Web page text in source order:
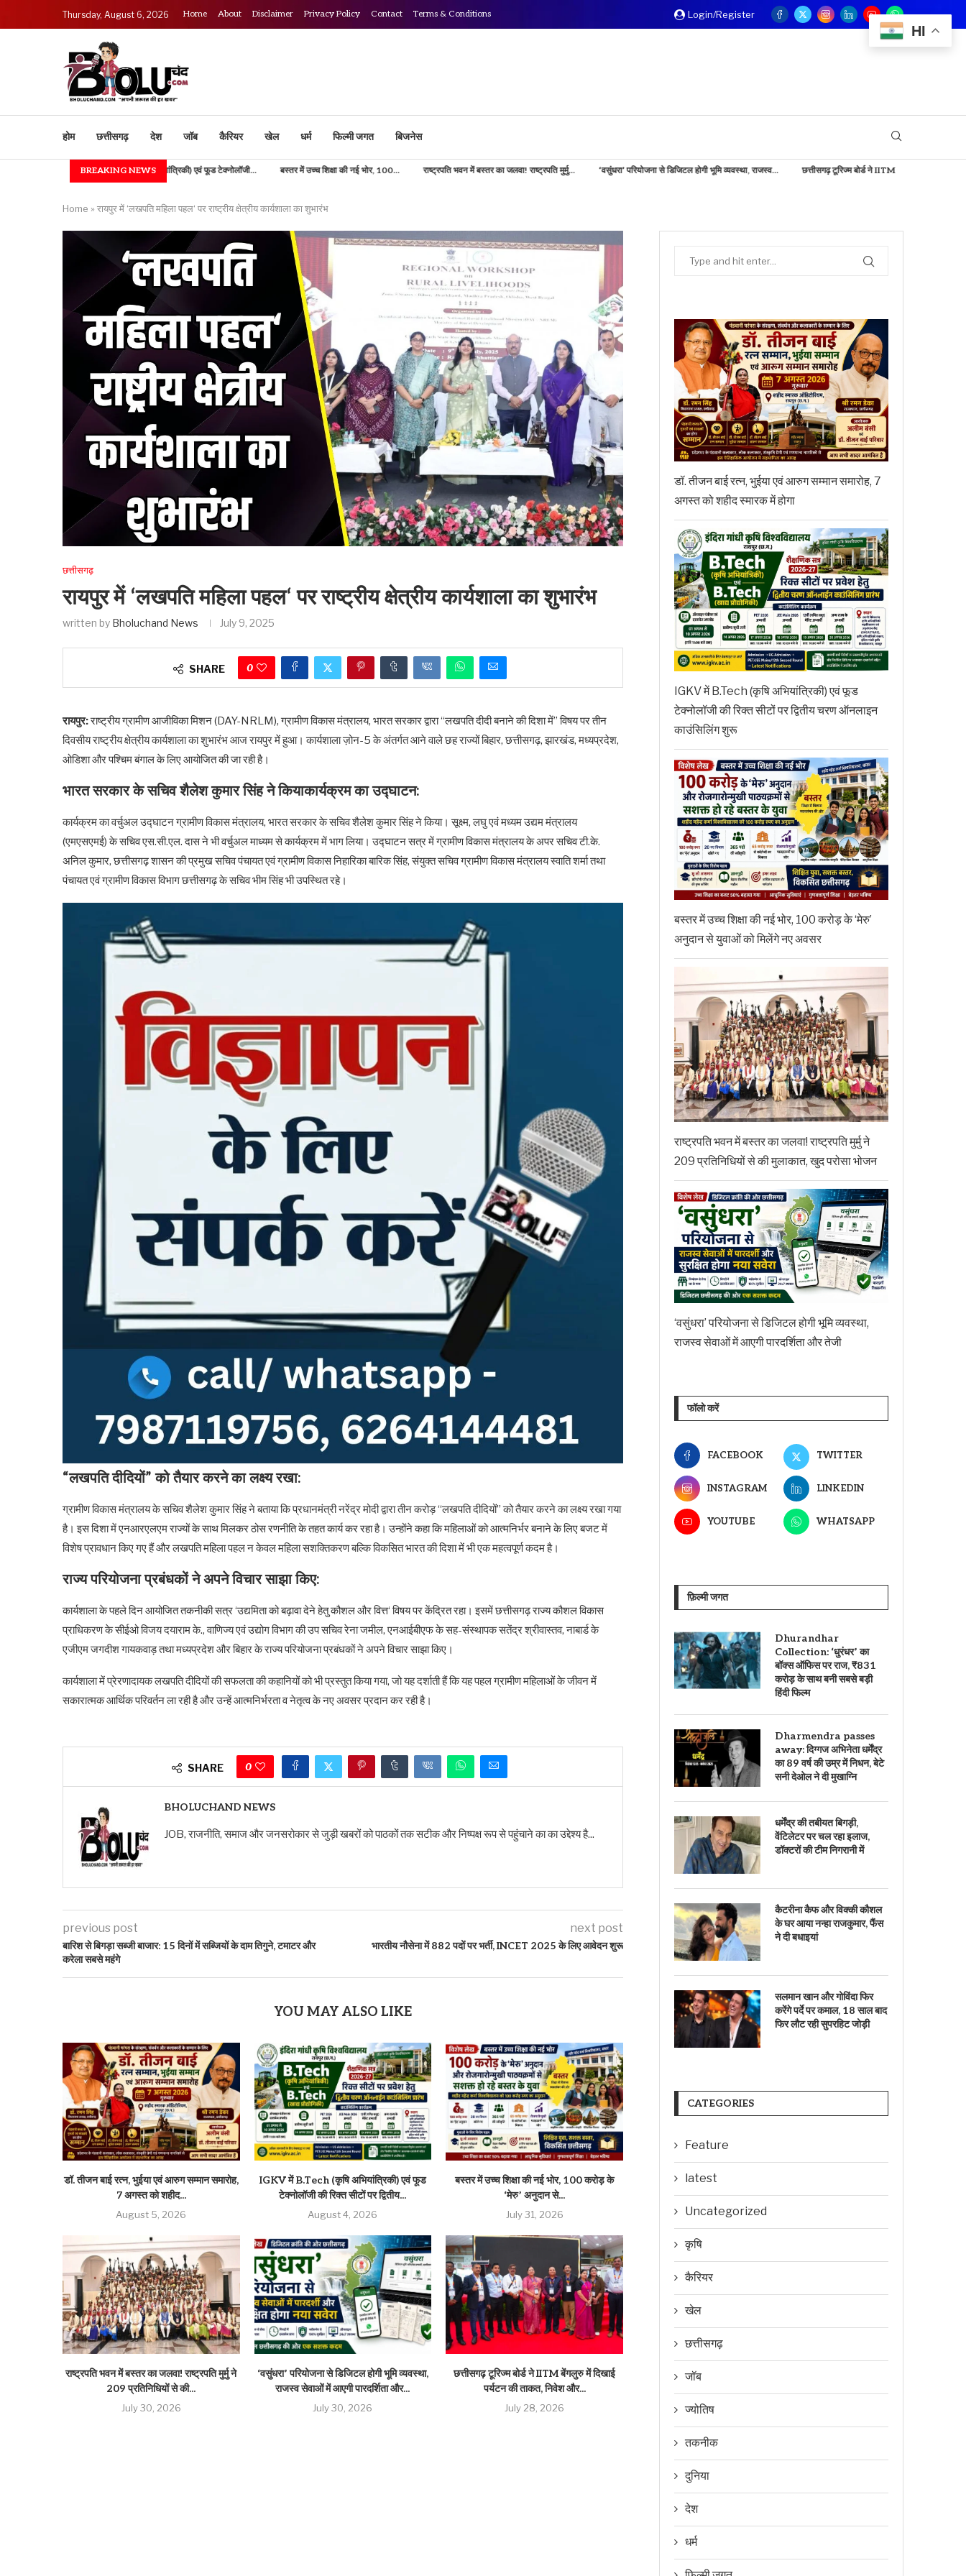
Thursday, August 6, 2026 Home About Disclaimer Privacy Policy Contact Terms & Conditions Login/Register
होम छत्तीसगढ़ देश जॉब कैरियर खेल धर्म फिल्मी जगत बिजनेस
BREAKING NEWS
में B.TECH (कृषि अभियांत्रिकी) एवं फूड टेक्नोलॉजी... बस्तर में उच्च शिक्षा की नई भोर, 100... राष्ट्रपति भवन में बस्तर का जलवा! राष्ट्रपति मुर्मु... ‘वसुंधरा’ परियोजना से डिजिटल होगी भूमि व्यवस्था, राजस्व... छत्तीसगढ़ टूरिज्म बोर्ड ने IITM बेंगलुरु में दिखाई...
Home » रायपुर में ‘लखपति महिला पहल‘ पर राष्ट्रीय क्षेत्रीय कार्यशाला का शुभारंभ
छत्तीसगढ़
रायपुर में ‘लखपति महिला पहल‘ पर राष्ट्रीय क्षेत्रीय कार्यशाला का शुभारंभ
written by Bholuchand News July 9, 2025
SHARE 0
रायपुर:राष्ट्रीय ग्रामीण आजीविका मिशन (DAY-NRLM), ग्रामीण विकास मंत्रालय, भारत सरकार द्वारा “लखपति दीदी बनाने की दिशा में” विषय पर तीन
दिवसीय राष्ट्रीय क्षेत्रीय कार्यशाला का शुभारंभ आज रायपुर में हुआ। कार्यशाला ज़ोन-5 के अंतर्गत आने वाले छह राज्यों बिहार, छत्तीसगढ़, झारखंड, मध्यप्रदेश,
ओडिशा और पश्चिम बंगाल के लिए आयोजित की जा रही है।
भारत सरकार के सचिव शैलेश कुमार सिंह ने कियाकार्यक्रम का उद्घाटन:
कार्यक्रम का वर्चुअल उद्घाटन ग्रामीण विकास मंत्रालय, भारत सरकार के सचिव शैलेश कुमार सिंह ने किया। सूक्ष्म, लघु एवं मध्यम उद्यम मंत्रालय
(एमएसएमई) के सचिव एस.सी.एल. दास ने भी वर्चुअल माध्यम से कार्यक्रम में भाग लिया। उद्घाटन सत्र में ग्रामीण विकास मंत्रालय के अपर सचिव टी.के.
अनिल कुमार, छत्तीसगढ़ शासन की प्रमुख सचिव पंचायत एवं ग्रामीण विकास निहारिका बारिक सिंह, संयुक्त सचिव ग्रामीण विकास मंत्रालय स्वाति शर्मा तथा
पंचायत एवं ग्रामीण विकास विभाग छत्तीसगढ़ के सचिव भीम सिंह भी उपस्थित रहे।
“लखपति दीदियों” को तैयार करने का लक्ष्य रखा:
ग्रामीण विकास मंत्रालय के सचिव शैलेश कुमार सिंह ने बताया कि प्रधानमंत्री नरेंद्र मोदी द्वारा तीन करोड़ “लखपति दीदियों” को तैयार करने का लक्ष्य रखा गया
है। इस दिशा में एनआरएलएम राज्यों के साथ मिलकर ठोस रणनीति के तहत कार्य कर रहा है। उन्होंने कहा कि महिलाओं को आत्मनिर्भर बनाने के लिए बजट में
विशेष प्रावधान किए गए हैं और लखपति महिला पहल न केवल महिला सशक्तिकरण बल्कि विकसित भारत की दिशा में भी एक महत्वपूर्ण कदम है।
राज्य परियोजना प्रबंधकों ने अपने विचार साझा किए:
कार्यशाला के पहले दिन आयोजित तकनीकी सत्र ‘उद्यमिता को बढ़ावा देने हेतु कौशल और वित्त‘ विषय पर केंद्रित रहा। इसमें छत्तीसगढ़ राज्य कौशल विकास
प्राधिकरण के सीईओ विजय दयाराम के., वाणिज्य एवं उद्योग विभाग की उप सचिव रेना जमील, एनआईबीएफ के सह-संस्थापक सतेंद्र श्रीवास्तव, नाबार्ड के
एजीएम जगदीश गायकवाड़ तथा मध्यप्रदेश और बिहार के राज्य परियोजना प्रबंधकों ने अपने विचार साझा किए।
कार्यशाला में प्रेरणादायक लखपति दीदियों की सफलता की कहानियों को भी प्रस्तुत किया गया, जो यह दर्शाती हैं कि यह पहल ग्रामीण महिलाओं के जीवन में
सकारात्मक आर्थिक परिवर्तन ला रही है और उन्हें आत्मनिर्भरता व नेतृत्व के नए अवसर प्रदान कर रही है।
SHARE 0
BHOLUCHAND NEWS
JOB, राजनीति, समाज और जनसरोकार से जुड़ी खबरों को पाठकों तक सटीक और निष्पक्ष रूप से पहुंचाने का का उद्देश्य है...
previous post
बारिश से बिगड़ा सब्जी बाजार: 15 दिनों में सब्जियों के दाम तिगुने, टमाटर और
करेला सबसे महंगे
next post
भारतीय नौसेना में 882 पदों पर भर्ती, INCET 2025 के लिए आवेदन शुरू
YOU MAY ALSO LIKE
डॉ. तीजन बाई रत्न, भुईया एवं आरुग सम्मान समारोह,
7 अगस्त को शहीद...
August 5, 2026
IGKV में B.Tech (कृषि अभियांत्रिकी) एवं फूड
टेक्नोलॉजी की रिक्त सीटों पर द्वितीय...
August 4, 2026
बस्तर में उच्च शिक्षा की नई भोर, 100 करोड़ के
‘मेरु’ अनुदान से...
July 31, 2026
राष्ट्रपति भवन में बस्तर का जलवा! राष्ट्रपति मुर्मु ने
209 प्रतिनिधियों से की...
July 30, 2026
‘वसुंधरा’ परियोजना से डिजिटल होगी भूमि व्यवस्था,
राजस्व सेवाओं में आएगी पारदर्शिता और...
July 30, 2026
छत्तीसगढ़ टूरिज्म बोर्ड ने IITM बेंगलुरु में दिखाई
पर्यटन की ताकत, निवेश और...
July 28, 2026
डॉ. तीजन बाई रत्न, भुईया एवं आरुग सम्मान समारोह, 7
अगस्त को शहीद स्मारक में होगा
IGKV में B.Tech (कृषि अभियांत्रिकी) एवं फूड
टेक्नोलॉजी की रिक्त सीटों पर द्वितीय चरण ऑनलाइन
काउंसिलिंग शुरू
बस्तर में उच्च शिक्षा की नई भोर, 100 करोड़ के ‘मेरु’
अनुदान से युवाओं को मिलेंगे नए अवसर
राष्ट्रपति भवन में बस्तर का जलवा! राष्ट्रपति मुर्मु ने
209 प्रतिनिधियों से की मुलाकात, खुद परोसा भोजन
‘वसुंधरा’ परियोजना से डिजिटल होगी भूमि व्यवस्था,
राजस्व सेवाओं में आएगी पारदर्शिता और तेजी
फॉलो करें
FACEBOOK TWITTER
INSTAGRAM LINKEDIN
YOUTUBE WHATSAPP
फ़िल्मी जगत
Dhurandhar
Collection: ‘धुरंधर’ का
बॉक्स ऑफिस पर राज, ₹831
करोड़ के साथ बनी सबसे बड़ी
हिंदी फिल्म
Dharmendra passes
away: दिग्गज अभिनेता धर्मेंद्र
का 89 वर्ष की उम्र में निधन, बेटे
सनी देओल ने दी मुखाग्नि
धर्मेंद्र की तबीयत बिगड़ी,
वेंटिलेटर पर चल रहा इलाज,
डॉक्टरों की टीम निगरानी में
कैटरीना कैफ और विक्की कौशल
के घर आया नन्हा राजकुमार, फैंस
ने दी बधाइयां
सलमान खान और गोविंदा फिर
करेंगे पर्दे पर कमाल, 18 साल बाद
फिर लौट रही सुपरहिट जोड़ी
CATEGORIES
Feature
latest
Uncategorized
कृषि
कैरियर
खेल
छत्तीसगढ़
जॉब
ज्योतिष
तकनीक
दुनिया
देश
धर्म
HI